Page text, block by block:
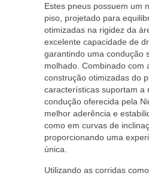
Estes pneus possuem um
piso, projetado para
otimizadas na rigidez da
excelente capacidade de
garantindo uma condução
molhado. Combinado com
construção otimizadas do
características suportam a
condução oferecida pela
melhor aderência e
como em curvas de
proporcionando uma
única.
Utilizando as corridas